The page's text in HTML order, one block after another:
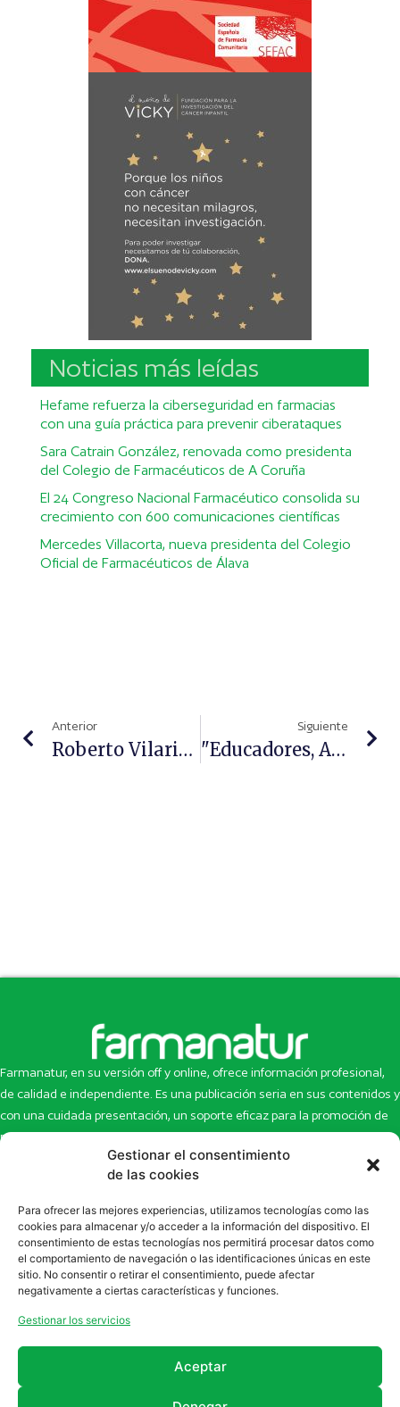
Gestionar el consentimiento
de las cookies
Para ofrecer las mejores experiencias, utilizamos tecnologías como las
cookies para almacenar y/o acceder a la información del dispositivo. El
consentimiento de estas tecnologías nos permitirá procesar datos como
el comportamiento de navegación o las identificaciones únicas en este
sitio. No consentir o retirar el consentimiento, puede afectar
negativamente a ciertas características y funciones.
Gestionar los servicios
Aceptar
Noticias más leídas
Hefame refuerza la ciberseguridad en farmacias
con una guía práctica para prevenir ciberataques
Sara Catrain González, renovada como presidenta
del Colegio de Farmacéuticos de A Coruña
El 24 Congreso Nacional Farmacéutico consolida su
crecimiento con 600 comunicaciones científicas
Mercedes Villacorta, nueva presidenta del Colegio
Oficial de Farmacéuticos de Álava
Anterior
Roberto Vilariño, Ganador De La Cuarta Edición De Los Premios Foro Atención Farmacéutica
Siguiente
"Educadores, Alumnos Y Padres Deberían Tener La Información Suficiente Para Tratar El Acoso Escolar", Iker Dios Oñativia, Enfermero, Especialista En Salud Mental
Farmanatur, en su versión off y online, ofrece información profesional,
de calidad e independiente. Es una publicación seria en sus contenidos y
con una cuidada presentación, un soporte eficaz para la promoción de
productos y novedades.
Inicio
Newsletter
Eco Multimedia
Contacto
Artículos
Escaparate
Enlaces de interés
SUSCRÍBETE A NUESTRO NEWSLETTER
la sección deNewsletter